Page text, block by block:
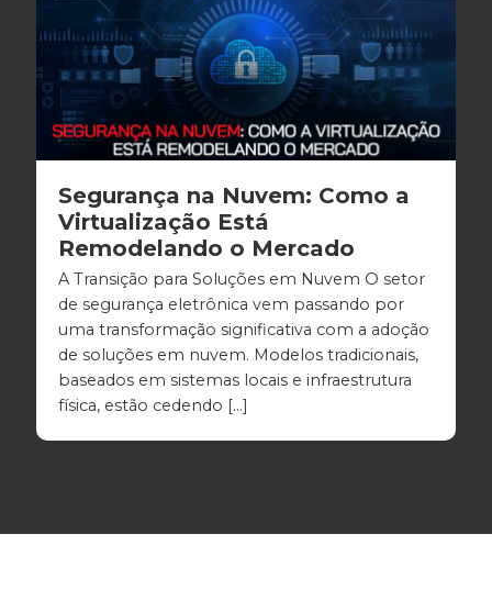
Segurança na Nuvem: Como a
Virtualização Está
Remodelando o Mercado
A Transição para Soluções em Nuvem O setor
de segurança eletrônica vem passando por
uma transformação significativa com a adoção
de soluções em nuvem. Modelos tradicionais,
baseados em sistemas locais e infraestrutura
física, estão cedendo […]